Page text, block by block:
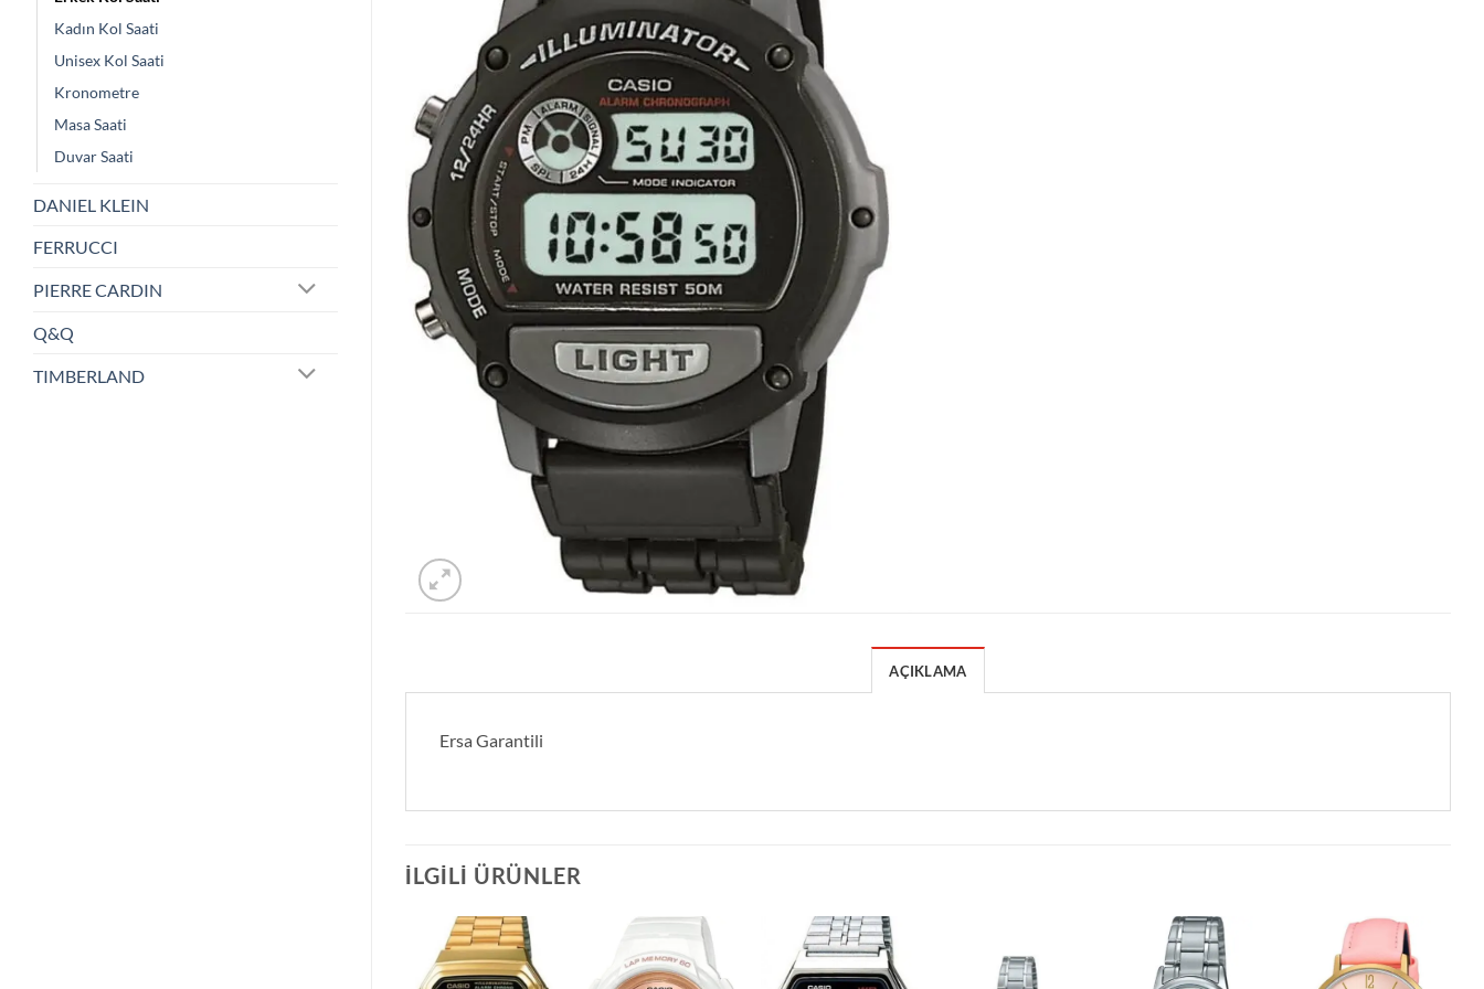
Kadın Kol Saati
Unisex Kol Saati
Kronometre
Masa Saati
Duvar Saati
DANIEL KLEIN
FERRUCCI
PIERRE CARDIN
Q&Q
TIMBERLAND
AÇIKLAMA
Ersa Garantili
İLGILI ÜRÜNLER